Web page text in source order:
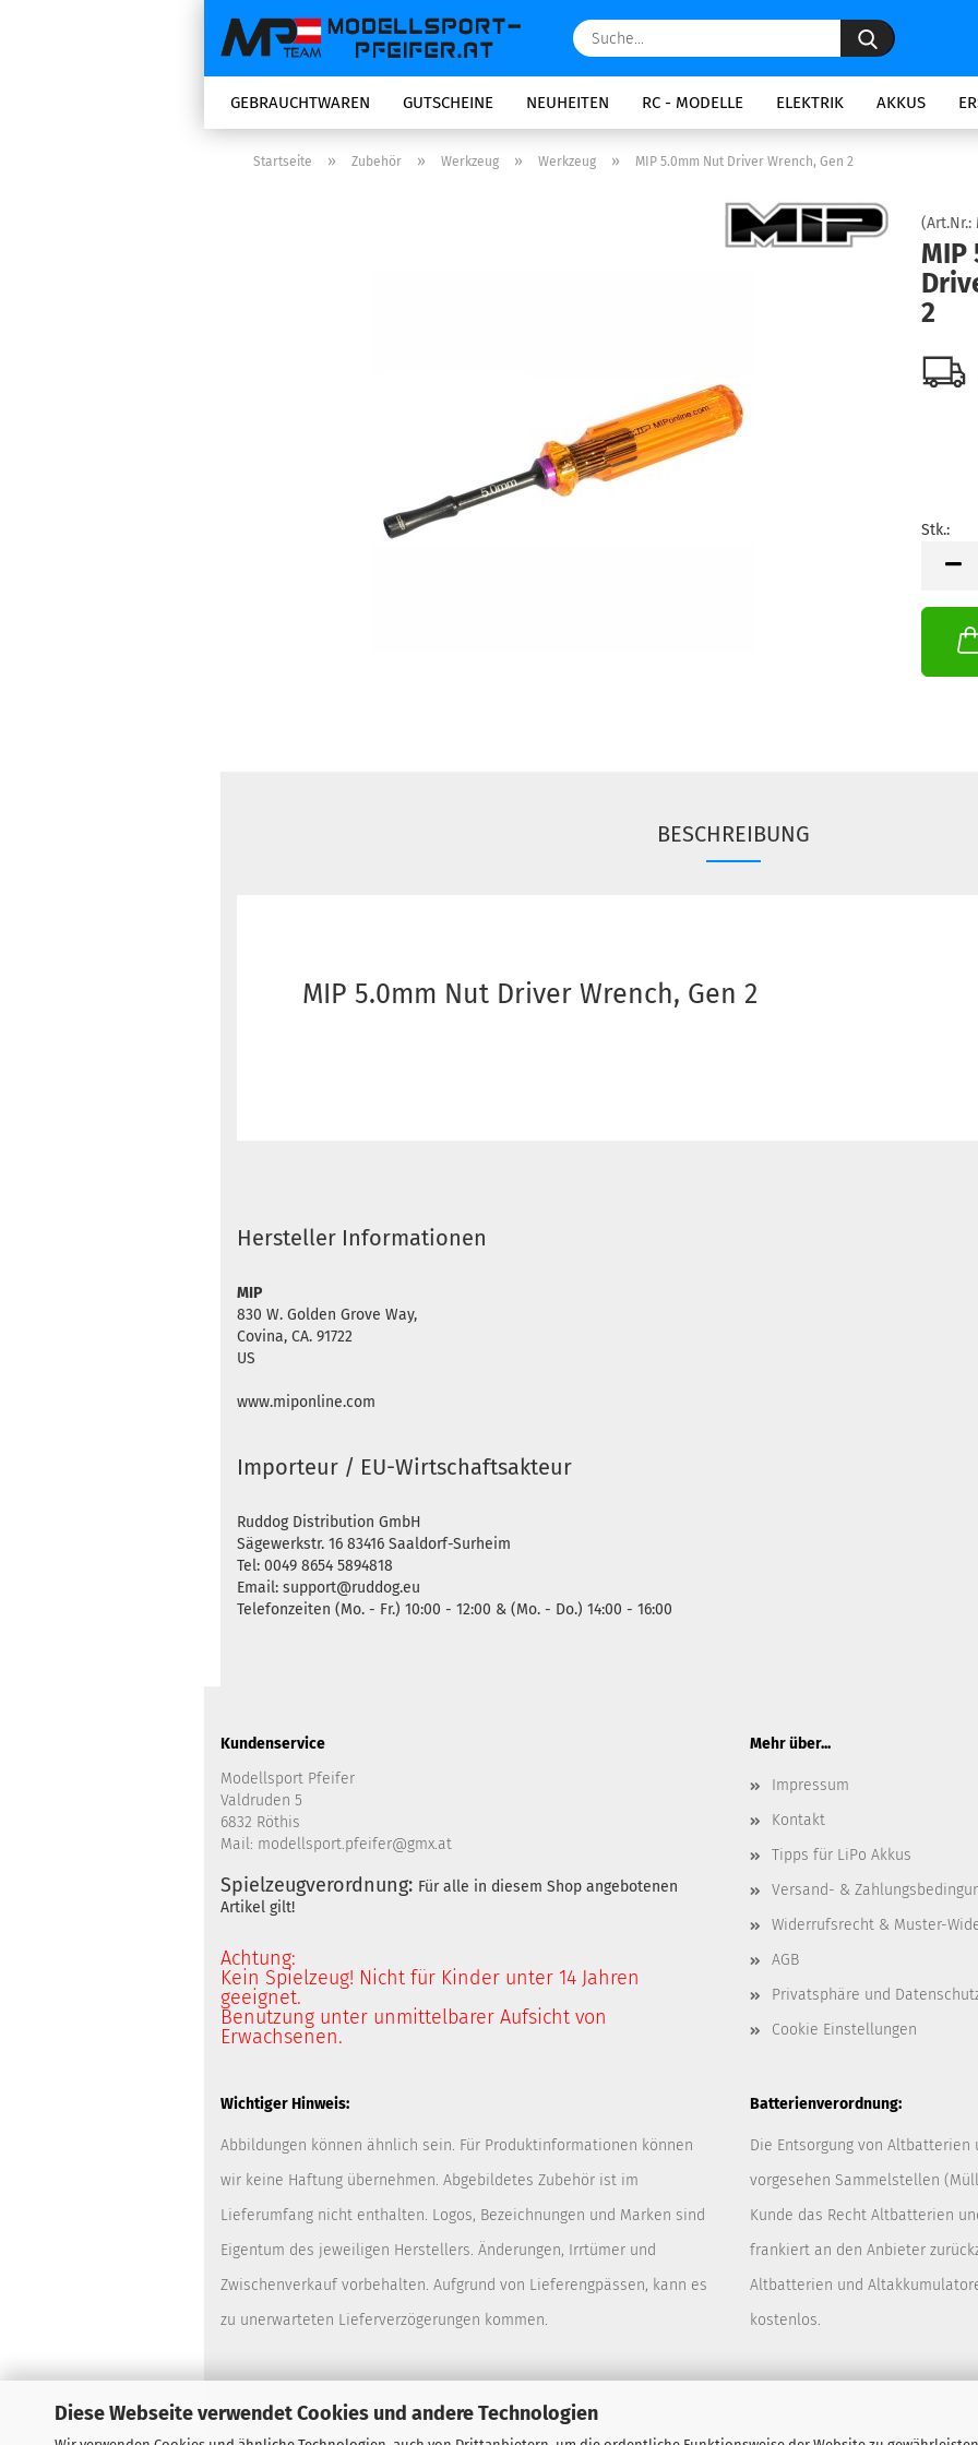
Diese Webseite verwendet Cookies und andere Technologien
Suche...
GEBRAUCHTWAREN GUTSCHEINE NEUHEITEN RC - MODELLE ELEKTRIK AKKUS
Startseite » Zubehör » Werkzeug » Werkzeug » MIP 5.0mm Nut Driver Wrench, Gen 2
(Art.Nr.:
MIP
2
Stk.:
BESCHREIBUNG
MIP 5.0mm Nut Driver Wrench, Gen 2
Hersteller Informationen
MIP
830 W. Golden Grove Way,
Covina, CA. 91722
US
www.miponline.com
Importeur / EU-Wirtschaftsakteur
Ruddog Distribution GmbH
Sägewerkstr. 16 83416 Saaldorf-Surheim
Tel: 0049 8654 5894818
Email: support@ruddog.eu
Telefonzeiten (Mo. - Fr.) 10:00 - 12:00 & (Mo. - Do.) 14:00 - 16:00
Kundenservice
Modellsport Pfeifer
Valdruden 5
6832 Röthis
Mail: modellsport.pfeifer@gmx.at
Spielzeugverordnung: Für alle in diesem Shop angebotenen
Artikel gilt!
Achtung:
Kein Spielzeug! Nicht für Kinder unter 14 Jahren
geeignet.
Benutzung unter unmittelbarer Aufsicht von
Erwachsenen.
Mehr über...
Impressum
Kontakt
Tipps für LiPo Akkus
Versand- &
Widerrufsrecht & Muster-
AGB
Privatsphäre und
Cookie Einstellungen
Wichtiger Hinweis:
Abbildungen können ähnlich sein. Für Produktinformationen können
wir keine Haftung übernehmen. Abgebildetes Zubehör ist im
Lieferumfang nicht enthalten. Logos, Bezeichnungen und Marken sind
Eigentum des jeweiligen Herstellers. Änderungen, Irrtümer und
Zwischenverkauf vorbehalten. Aufgrund von Lieferengpässen, kann es
zu unerwarteten Lieferverzögerungen kommen.
Batterienverordnung:
Die Entsorgung von
vorgesehen Sammelstellen
Kunde das Recht Altbatterien
frankiert an den Anbieter
Altbatterien und
kostenlos.